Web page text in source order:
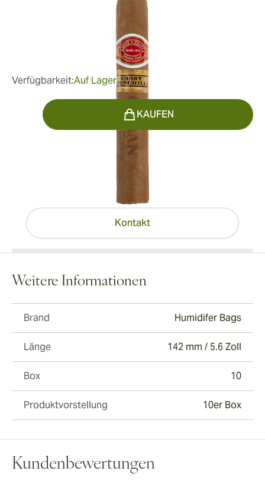
142 mm / 5.6 Zoll
Rezensionen
174,41 €-25%
Verfügbarkeit:Auf Lager ?
KAUFEN
Expertenhilfe nur einen Klick entfernt
Kontakt
Weitere Informationen
Brand Humidifer Bags
Länge 142 mm / 5.6 Zoll
Box 10
Produktvorstellung 10er Box
Kundenbewertungen